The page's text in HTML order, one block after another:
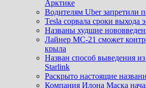
Арктике
Водителям Uber запретили
Tesla сорвала сроки выхода
Названы худшие
Лайнер МС-21 сможет
крыла
Назван способ выведения
Starlink
Раскрыто настоящие
Компания Илона Маска